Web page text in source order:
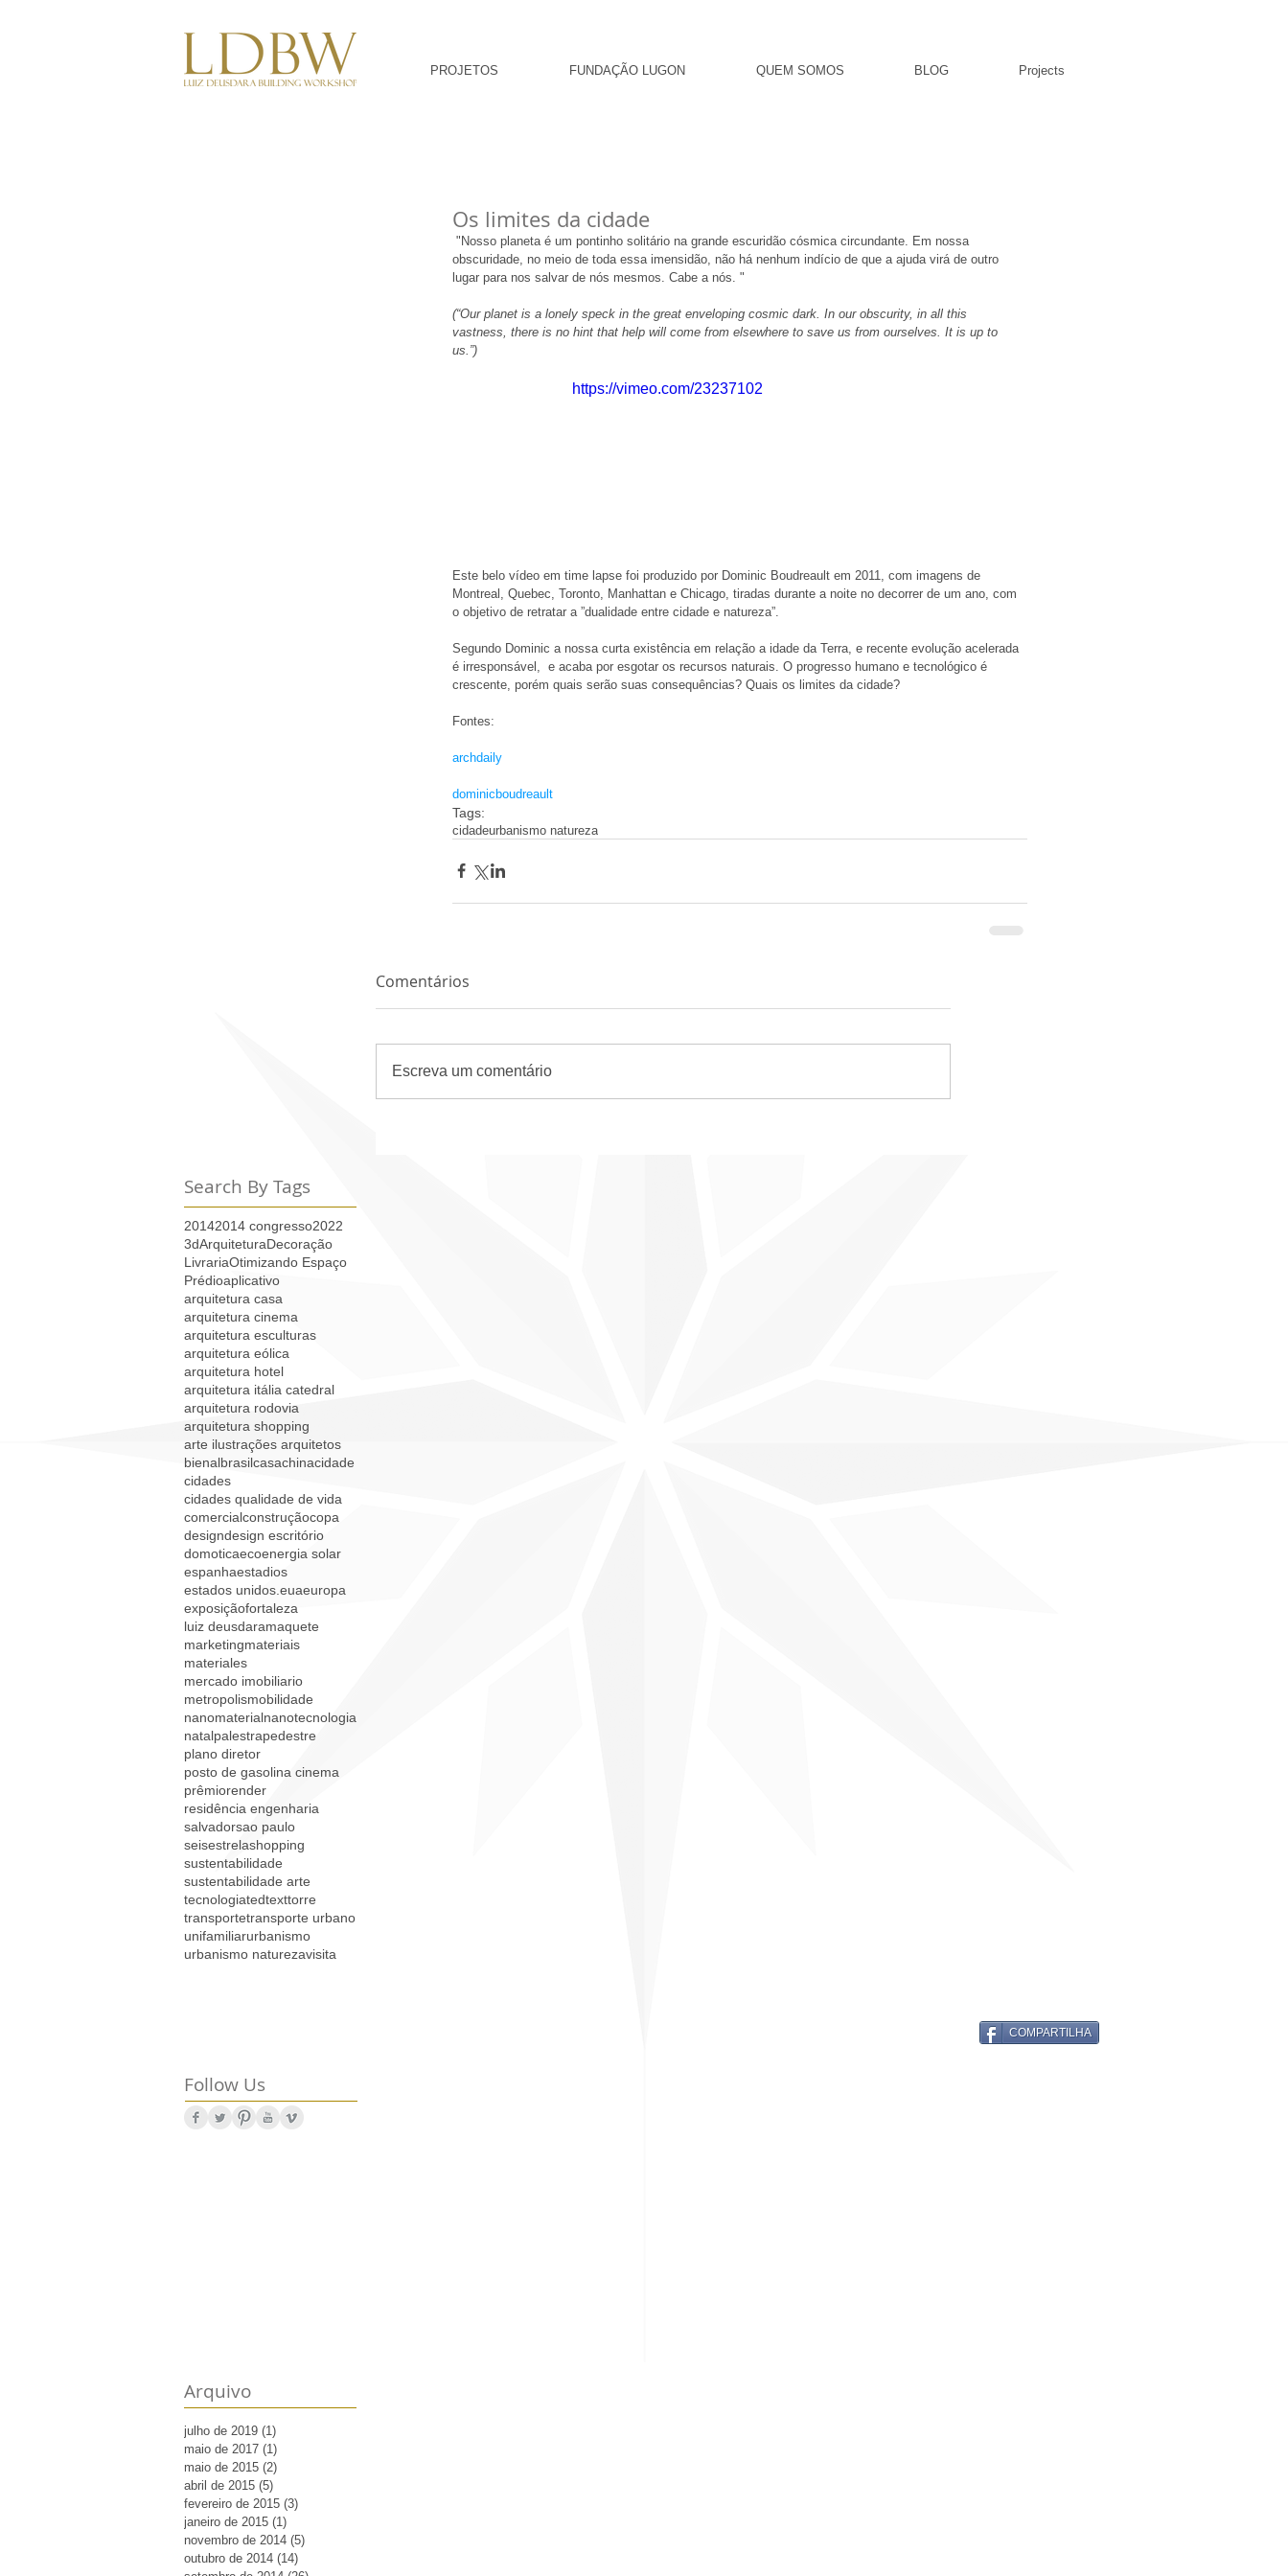
PROJETOS FUNDAÇÃO LUGON QUEM SOMOS BLOG Projects
Os limites da cidade
obscuridade, no meio de toda essa imensidão, não há nenhum indício de que a ajuda virá de outro
lugar para nos salvar de nós mesmos. Cabe a nós. "
(“Our planet is a lonely speck in the great enveloping cosmic dark. In our obscurity, in all this
vastness, there is no hint that help will come from elsewhere to save us from ourselves. It is up to
us.”)
https://vimeo.com/23237102
Este belo vídeo em time lapse foi produzido por Dominic Boudreault em 2011, com imagens de
Montreal, Quebec, Toronto, Manhattan e Chicago, tiradas durante a noite no decorrer de um ano, com
o objetivo de retratar a ”dualidade entre cidade e natureza”.
Segundo Dominic a nossa curta existência em relação a idade da Terra, e recente evolução acelerada
é irresponsável,  e acaba por esgotar os recursos naturais. O progresso humano e tecnológico é
crescente, porém quais serão suas consequências? Quais os limites da cidade?
Fontes:
archdaily
dominicboudreault
Tags:
cidadeurbanismo natureza
Comentários
Escreva um comentário
Search By Tags
20142014 congresso2022
3dArquiteturaDecoração
LivrariaOtimizando Espaço
Prédioaplicativo
arquitetura casa
arquitetura cinema
arquitetura esculturas
arquitetura eólica
arquitetura hotel
arquitetura itália catedral
arquitetura rodovia
arquitetura shopping
arte ilustrações arquitetos
bienalbrasilcasachinacidade
cidades
cidades qualidade de vida
comercialconstruçãocopa
designdesign escritório
domoticaecoenergia solar
espanhaestadios
estados unidos. euaeuropa
exposiçãofortaleza
luiz deusdaramaquete
marketingmateriais
materiales
mercado imobiliario
metropolismobilidade
nanomaterialnanotecnologia
natalpalestrapedestre
plano diretor
posto de gasolina cinema
prêmiorender
residência engenharia
salvadorsao paulo
seisestrelashopping
sustentabilidade
sustentabilidade arte
tecnologiatedtexttorre
transportetransporte urbano
unifamiliarurbanismo
urbanismo naturezavisita
COMPARTILHA
Follow Us
Arquivo
julho de 2019 (1)
maio de 2017 (1)
maio de 2015 (2)
abril de 2015 (5)
fevereiro de 2015 (3)
janeiro de 2015 (1)
novembro de 2014 (5)
outubro de 2014 (14)